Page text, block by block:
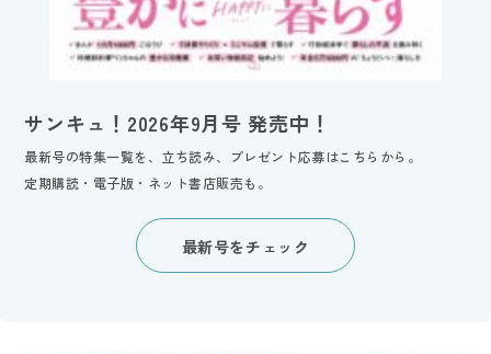
サンキュ！2026年9月号 発売中！
最新号の特集一覧を、立ち読み、プレゼント応募はこちらから。
定期購読・電子版・ネット書店販売も。
最新号をチェック